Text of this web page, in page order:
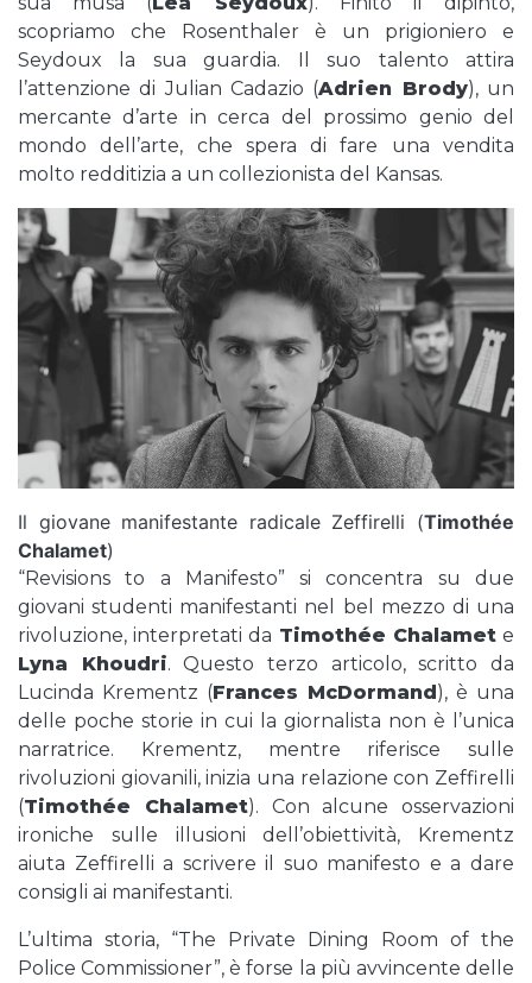
scopriamo che Rosenthaler è un prigioniero e
Seydoux la sua guardia. Il suo talento attira
l’attenzione di Julian Cadazio (Adrien Brody), un
mercante d’arte in cerca del prossimo genio del
mondo dell’arte, che spera di fare una vendita
molto redditizia a un collezionista del Kansas.
Il giovane manifestante radicale Zeffirelli (Timothée
Chalamet)
“Revisions to a Manifesto” si concentra su due
giovani studenti manifestanti nel bel mezzo di una
rivoluzione, interpretati da Timothée Chalamete
Lyna Khoudri. Questo terzo articolo, scritto da
Lucinda Krementz (Frances McDormand), è una
delle poche storie in cui la giornalista non è l’unica
narratrice. Krementz, mentre riferisce sulle
rivoluzioni giovanili, inizia una relazione con Zeffirelli
(Timothée Chalamet). Con alcune osservazioni
ironiche sulle illusioni dell’obiettività, Krementz
aiuta Zeffirelli a scrivere il suo manifesto e a dare
consigli ai manifestanti.
L’ultima storia, “The Private Dining Room of the
Police Commissioner”, è forse la più avvincente delle